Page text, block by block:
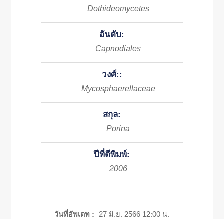
Dothideomycetes
อันดับ:
Capnodiales
วงศ์::
Mycosphaerellaceae
สกุล:
Porina
ปีที่ตีพิมพ์:
2006
วันที่อัพเดท :
27 มิ.ย. 2566 12:00 น.